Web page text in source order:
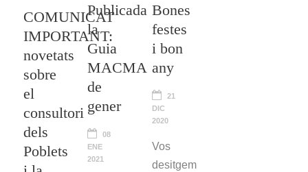
COMUNICAT
IMPORTANT:
novetats
sobre
el
consultori
dels
Poblets
Publicada
la
Guia
MACMA
de
gener
08
ENE
2021
Bones
festes
i bon
any
21
DIC
2020
Vos
desitgem